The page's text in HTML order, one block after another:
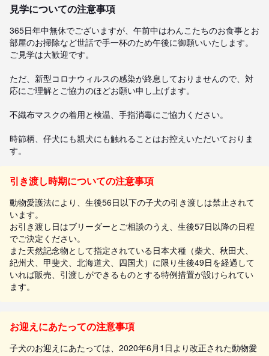
見学についての注意事項
365日年中無休でございますが、午前中はわんこたちのお食事とお
部屋のお掃除など世話で手一杯のため午後に御願いいたします。
ご見学は大歓迎です。
ただ、新型コロナウィルスの感染が終息しておりませんので、対
応にご理解とご協力のほどお願い申し上げます。
不織布マスクの着用と検温、手指消毒にご協力ください。
時節柄、仔犬にも親犬にも触れることはお控えいただいておりま
す。
引き渡し時期についての注意事項
動物愛護法により、生後56日以下の子犬の引き渡しは禁止されて
います。
お引き渡し日はブリーダーとご相談のうえ、生後57日以降の日程
でご決定ください。
また天然記念物として指定されている日本犬種（柴犬、秋田犬、
紀州犬、甲斐犬、北海道犬、四国犬）に限り生後49日を経過して
いれば販売、引渡しができるものとする特例措置が設けられてい
ます。
お迎えにあたっての注意事項
子犬のお迎えにあたっては、2020年6月1日より改正された動物愛